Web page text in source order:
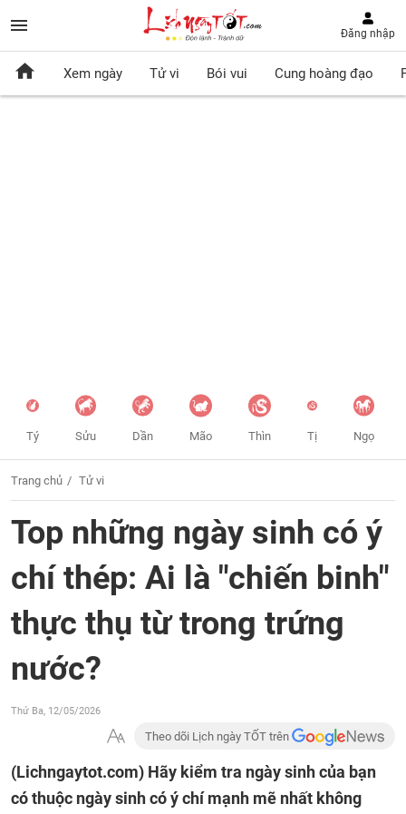
Đăng nhập
Xem ngày Tử vi Bói vui Cung hoàng đạo
Tý Sửu Dần Mão Thìn Tị Ngọ
Trang chủ Tử vi
Top những ngày sinh có ý
chí thép: Ai là "chiến binh"
thực thụ từ trong trứng
nước?
Thứ Ba, 12/05/2026
Theo dõi Lịch ngày TỐT trên
(Lichngaytot.com) Hãy kiểm tra ngày sinh của bạn
có thuộc ngày sinh có ý chí mạnh mẽ nhất không